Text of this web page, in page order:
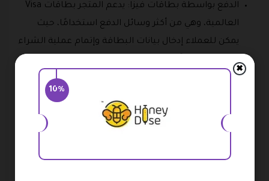
الدفع بواسطة بطاقات فيزا: يدعم المتجر بطاقات Visa
العالمية، وهي من أكثر وسائل الدفع استخدامًا، حيث
يمكن للعملاء إدخال بيانات البطاقة وإتمام عملية الشراء
الدفع عبر تمارا: يوفر متجر جرعة عسل خيار الدفع من
خلال تمارا، والذي يمنح العملاء إمكانية الشراء الآن
وتقسيم قيمة المشتريات على دفعات وفق الشروط
تتيح جميع وسائل الدفع المتوفرة مرونة كبيرة في اختيار
10%
✖